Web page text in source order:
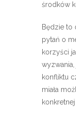
środków
Będzie to
pytań o
korzyści
konfliktu
miała